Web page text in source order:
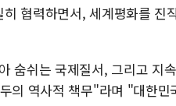
협력하면서, 세계평화를 진
숨쉬는 국제질서, 그리고 지
의 역사적 책무"라며 "대한민